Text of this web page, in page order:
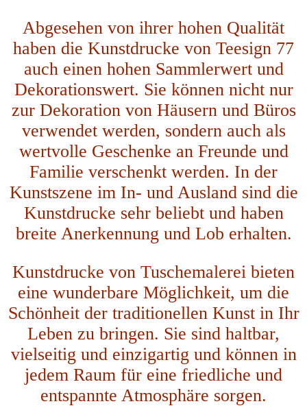
Abgesehen von ihrer hohen Qualität
haben die Kunstdrucke von Teesign 77
auch einen hohen Sammlerwert und
Dekorationswert. Sie können nicht nur
zur Dekoration von Häusern und Büros
verwendet werden, sondern auch als
wertvolle Geschenke an Freunde und
Familie verschenkt werden. In der
Kunstszene im In- und Ausland sind die
Kunstdrucke sehr beliebt und haben
breite Anerkennung und Lob erhalten.
Kunstdrucke von Tuschemalerei bieten
eine wunderbare Möglichkeit, um die
Schönheit der traditionellen Kunst in Ihr
Leben zu bringen. Sie sind haltbar,
vielseitig und einzigartig und können in
jedem Raum für eine friedliche und
entspannte Atmosphäre sorgen.